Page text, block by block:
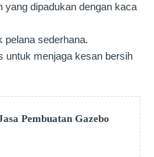
yang dipadukan dengan kaca
pelana sederhana.
untuk menjaga kesan bersih
Pembuatan Gazebo